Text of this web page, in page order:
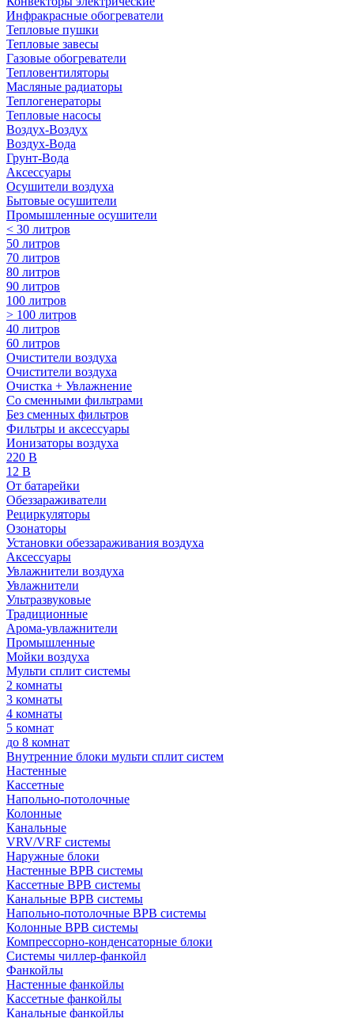
Инфракрасные обогреватели
Тепловые пушки
Тепловые завесы
Газовые обогреватели
Тепловентиляторы
Масляные радиаторы
Теплогенераторы
Тепловые насосы
Воздух-Воздух
Воздух-Вода
Грунт-Вода
Аксессуары
Осушители воздуха
Бытовые осушители
Промышленные осушители
< 30 литров
50 литров
70 литров
80 литров
90 литров
100 литров
> 100 литров
40 литров
60 литров
Очистители воздуха
Очистители воздуха
Очистка + Увлажнение
Cо сменными фильтрами
Без сменных фильтров
Фильтры и аксессуары
Ионизаторы воздуха
220 В
12 В
От батарейки
Обеззараживатели
Рециркуляторы
Озонаторы
Установки обеззараживания воздуха
Аксессуары
Увлажнители воздуха
Увлажнители
Ультразвуковые
Традиционные
Арома-увлажнители
Промышленные
Мойки воздуха
Мульти сплит системы
2 комнаты
3 комнаты
4 комнаты
5 комнат
до 8 комнат
Внутренние блоки мульти сплит систем
Настенные
Кассетные
Напольно-потолочные
Колонные
Канальные
VRV/VRF системы
Наружные блоки
Настенные ВРВ системы
Кассетные ВРВ системы
Канальные ВРВ системы
Напольно-потолочные ВРВ системы
Колонные ВРВ системы
Компрессорно-конденсаторные блоки
Системы чиллер-фанкойл
Фанкойлы
Настенные фанкойлы
Кассетные фанкойлы
Канальные фанкойлы